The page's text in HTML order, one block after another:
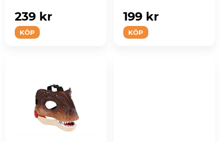
KÖP
239 kr
KÖP
199 kr